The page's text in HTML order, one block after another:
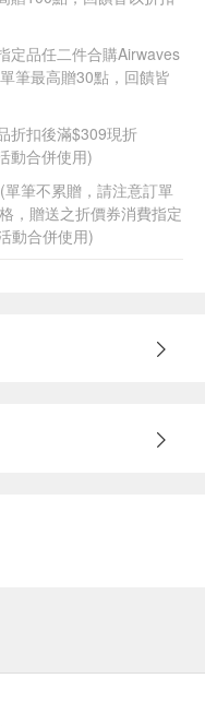
定品任二件合購Airwaves
筆最高贈30點，回饋皆
折扣後滿$309現折
動合併使用)
筆不累贈，請注意訂單
，贈送之折價券消費指定
動合併使用)